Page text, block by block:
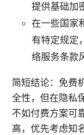
提供基础加
在一些国家
有特定规定
络服务条款
简短结论：免费
全性，但在隐私
不如付费方案可
高，优先考虑知